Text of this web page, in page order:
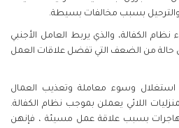
بسبب مخالفات بسيطة.
نظام الكفالة، والذي يربط العامل الأجنبي
من الضعف التي تفضل علاقات العمل
وسوء معاملة وتعذيب العمال
اللائي يعملن بموجب نظام الكفالة.
بسبب علاقة عمل مسيئة ، فإنهن